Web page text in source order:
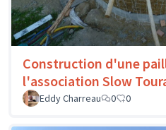
Construction d'une
l'association Slow
Eddy Charreau
0 0